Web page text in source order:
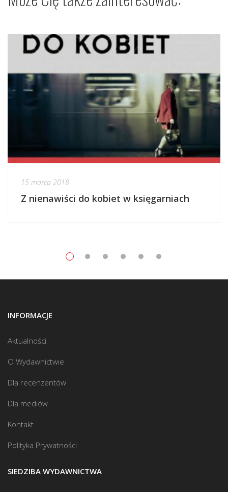
15 marca 2018
Z nienawiści do kobiet w księgarniach
INFORMACJE
Aktualności
O Wydawnictwie
Dla recenzentów
Dla mediów
Kontakt
Polityka Prywatności
SIEDZIBA WYDAWNICTWA